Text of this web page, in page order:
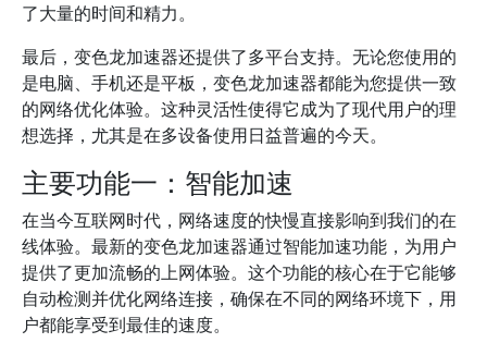
了大量的时间和精力。
最后，变色龙加速器还提供了多平台支持。无论您使用的
是电脑、手机还是平板，变色龙加速器都能为您提供一致
的网络优化体验。这种灵活性使得它成为了现代用户的理
想选择，尤其是在多设备使用日益普遍的今天。
主要功能一：智能加速
在当今互联网时代，网络速度的快慢直接影响到我们的在
线体验。最新的变色龙加速器通过智能加速功能，为用户
提供了更加流畅的上网体验。这个功能的核心在于它能够
自动检测并优化网络连接，确保在不同的网络环境下，用
户都能享受到最佳的速度。